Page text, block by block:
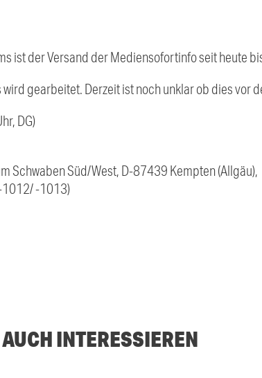
ist der Versand der Mediensofortinfo seit heute
gearbeitet. Derzeit ist noch unklar ob dies vor
DG)
Schwaben Süd/West, D-87439 Kempten (Allgäu),
1012/ -1013)
INTERESSIEREN